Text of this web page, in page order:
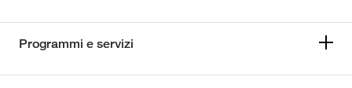
Programmi e servizi